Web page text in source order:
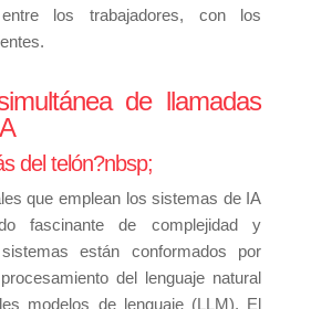
los trabajadores, con los
de llamadas
del telón?nbsp;
que emplean los sistemas de IA
fascinante de complejidad y
están conformados por
del lenguaje natural
modelos de lenguaje (LLM). El